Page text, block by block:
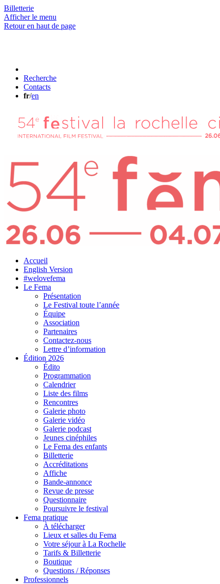
Billetterie
Afficher le menu
Retour en haut de page
Recherche
Contacts
fr/en
Accueil
English Version
#welovefema
Le Fema
Présentation
Le Festival toute l’année
Équipe
Association
Partenaires
Contactez-nous
Lettre d’information
Édition 2026
Édito
Programmation
Calendrier
Liste des films
Rencontres
Galerie photo
Galerie vidéo
Galerie podcast
Jeunes cinéphiles
Le Fema des enfants
Billetterie
Accréditations
Affiche
Bande-annonce
Revue de presse
Questionnaire
Poursuivre le festival
Fema pratique
À télécharger
Lieux et salles du Fema
Votre séjour à La Rochelle
Tarifs & Billetterie
Boutique
Questions / Réponses
Professionnels